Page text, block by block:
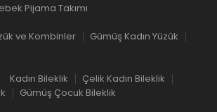
Pijama Takımı
ve Kombinler
Gümüş Kadın Yüzük
Kadın Bileklik
Çelik Kadın Bileklik
Gümüş Çocuk Bileklik